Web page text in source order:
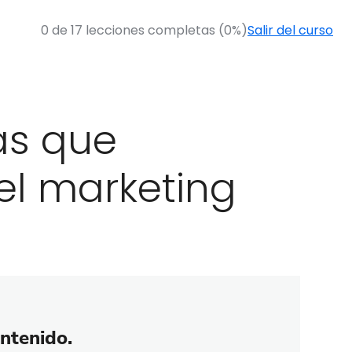
0 de 17 lecciones completas (0%)Salir del curso
que
marketing